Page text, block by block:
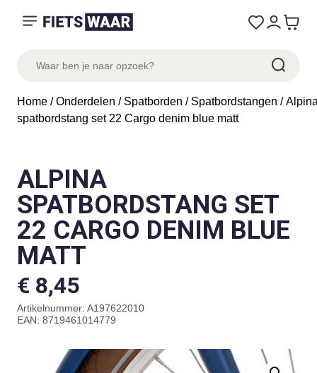
Home /Onderdelen / Spatborden / Spatbordstangen /
spatbordstang set 22 Cargo denim blue matt
ALPINA
SPATBORDSTANG SET
22 CARGO DENIM BLUE
MATT
€ 8,45
Artikelnummer: A197622010
EAN: 8719461014779